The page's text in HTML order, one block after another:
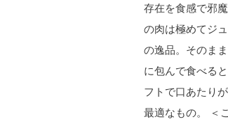
存在を食感で邪
の肉は極めてジ
の逸品。そのま
に包んで食べる
フトで口あたり
最適なもの。 ＜